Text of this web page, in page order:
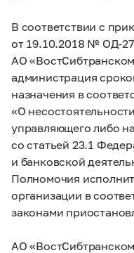
В соответствии с
от 19.10.2018 № ОД-
АО
администрация
назначения в
«О
управляющего либо
со статьей 23.1
и банковской
Полномочия
организации в
законами
АО